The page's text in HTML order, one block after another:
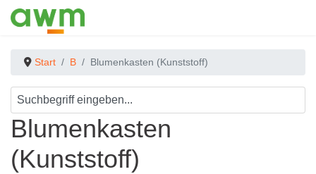
Start B Blumenkasten (Kunststoff)
Blumenkasten
(Kunststoff)